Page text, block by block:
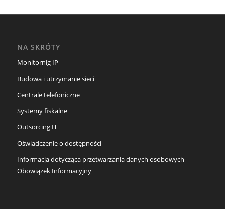
NA SKRÓTY
Monitornig IP
Budowa i utrzymanie sieci
Centrale telefoniczne
Systemy fiskalne
Outsorcing IT
Oświadczenie o dostępności
Informacja dotycząca przetwarzania danych osobowych –
Obowiązek Informacyjny